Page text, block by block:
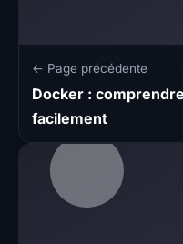
← Page précédente
Docker :
facilement